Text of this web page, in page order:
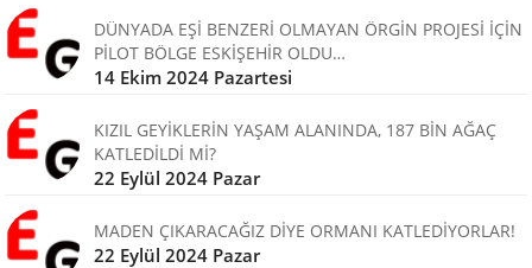
DÜNYADA EŞİ BENZERİ OLMAYAN ÖRGİN PROJESİ İÇİN
PİLOT BÖLGE ESKİŞEHİR OLDU…
14 Ekim 2024 Pazartesi
KIZIL GEYİKLERİN YAŞAM ALANINDA, 187 BİN AĞAÇ
KATLEDİLDİ Mİ?
22 Eylül 2024 Pazar
MADEN ÇIKARACAĞIZ DİYE ORMANI KATLEDİYORLAR!
22 Eylül 2024 Pazar